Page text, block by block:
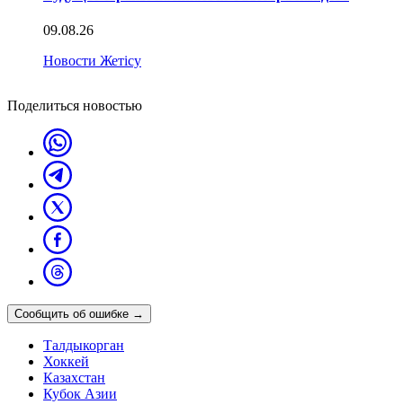
09.08.26
Новости Жетісу
Поделиться новостью
Сообщить об ошибке →
Талдыкорган
Хоккей
Казахстан
Кубок Азии